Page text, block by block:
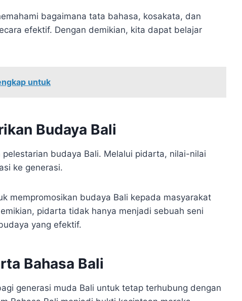
bagaimana tata bahasa, kosakata, dan
efektif. Dengan demikian, kita dapat belajar
untuk
Budaya Bali
budaya Bali. Melalui pidarta, nilai-nilai
ke generasi.
mempromosikan budaya Bali kepada masyarakat
pidarta tidak hanya menjadi sebuah seni
yang efektif.
Bahasa Bali
generasi muda Bali untuk tetap terhubung dengan